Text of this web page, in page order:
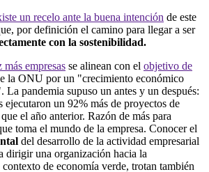
un recelo ante la buena intención de este
por definición el camino para llegar a ser
con la sostenibilidad.
más empresas se alinean con el objetivo de
la ONU por un "crecimiento económico
pandemia supuso un antes y un después:
ejecutaron un 92% más de proyectos de
el año anterior. Razón de más para
toma el mundo de la empresa. Conocer el
del desarrollo de la actividad empresarial
dirigir una organización hacia la
de economía verde, trotan también